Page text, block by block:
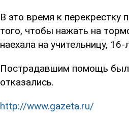
В это время к перекрестку
того, чтобы нажать на
наехала на учительницу,
Пострадавшим помощь
отказались.
http://www.gazeta.ru/